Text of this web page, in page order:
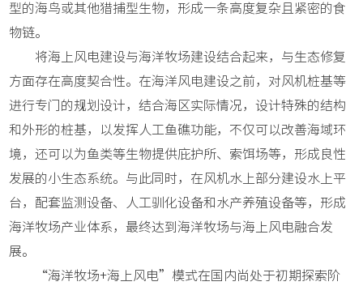
型的海鸟或其他猎捕型生物，形成一条高度复杂且紧密的食
物链。
将海上风电建设与海洋牧场建设结合起来，与生态修复
方面存在高度契合性。在海洋风电建设之前，对风机桩基等
进行专门的规划设计，结合海区实际情况，设计特殊的结构
和外形的桩基，以发挥人工鱼礁功能，不仅可以改善海域环
境，还可以为鱼类等生物提供庇护所、索饵场等，形成良性
发展的小生态系统。与此同时，在风机水上部分建设水上平
台，配套监测设备、人工驯化设备和水产养殖设备等，形成
海洋牧场产业体系，最终达到海洋牧场与海上风电融合发
展。
“海洋牧场+海上风电”模式在国内尚处于初期探索阶